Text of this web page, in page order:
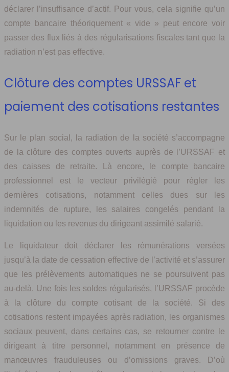
déclarer l’insuffisance d’actif. Pour vous, cela signifie qu’un
compte bancaire théoriquement « vide » peut encore voir
passer des flux liés à des régularisations fiscales tant que la
radiation n’est pas effective.
Clôture des comptes URSSAF et
paiement des cotisations restantes
Sur le plan social, la radiation de la société s’accompagne
de la clôture des comptes ouverts auprès de l’URSSAF et
des caisses de retraite. Là encore, le compte bancaire
professionnel est le vecteur privilégié pour régler les
dernières cotisations, notamment celles dues sur les
indemnités de rupture, les salaires congelés pendant la
liquidation ou les revenus du dirigeant assimilé salarié.
Le liquidateur doit déclarer les rémunérations versées
jusqu’à la date de cessation effective de l’activité et s’assurer
que les prélèvements automatiques ne se poursuivent pas
au-delà. Une fois les soldes régularisés, l’URSSAF procède
à la clôture du compte cotisant de la société. Si des
cotisations restent impayées après radiation, les organismes
sociaux peuvent, dans certains cas, se retourner contre le
dirigeant à titre personnel, notamment en présence de
manœuvres frauduleuses ou d’omissions graves. D’où